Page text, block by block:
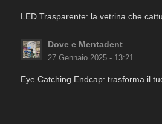
LED Trasparente: la vetrina che
Dove e Mentadent
27 Gennaio 2025 - 13:21
Eye Catching Endcap: trasforma il